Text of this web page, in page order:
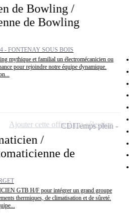
de Bowling /
de Bowling
- FONTENAY SOUS BOIS
mythique et familial un électromécanicien ou
pour rejoindre notre équipe dynamique.
/
de
GTB H/F pour intégrer un grand groupe
thermiques, de climatisation et de sûreté.
CDITemps plein
Ajouter cette offre à ma sélection